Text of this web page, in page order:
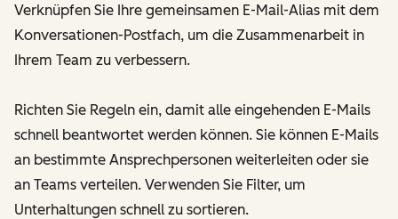
Verknüpfen Sie Ihre gemeinsamen E-Mail-Alias mit dem
Konversationen-Postfach, um die Zusammenarbeit in
Ihrem Team zu verbessern.
Richten Sie Regeln ein, damit alle eingehenden E-Mails
schnell beantwortet werden können. Sie können E-Mails
an bestimmte Ansprechpersonen weiterleiten oder sie
an Teams verteilen. Verwenden Sie Filter, um
Unterhaltungen schnell zu sortieren.